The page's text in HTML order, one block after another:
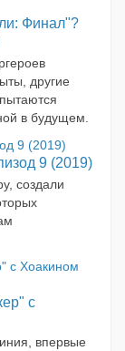
Финал"?
другие
в будущем.
9 (2019)
создали
с
впервые